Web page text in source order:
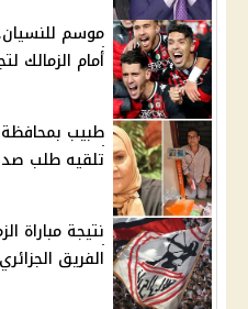
موسم
أمام الزمالك
طبيب
تلقيه طلب
الفريق